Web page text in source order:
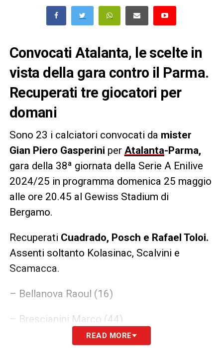
Convocati Atalanta, le scelte in
vista della gara contro il Parma.
Recuperati tre giocatori per
domani
Sono 23 i calciatori convocati da mister
Gian Piero Gasperini per Atalanta-Parma,
gara della 38ª giornata della Serie A Enilive
2024/25 in programma domenica 25 maggio
alle ore 20.45 al Gewiss Stadium di
Bergamo.
Recuperati Cuadrado, Posch e Rafael Toloi.
Assenti soltanto Kolasinac, Scalvini e
Scamacca.
– Bellanova Raoul (16)
– Brescianini Marco (44)
– Carnesecchi Marco (29)
READ MORE